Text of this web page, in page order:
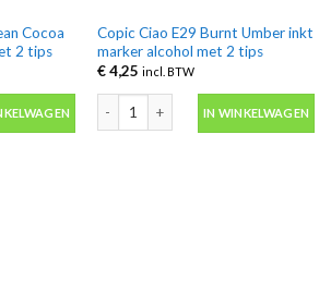
Cocoa
2 tips
Cocoa inkt marker alcohol met 2 tips aantal
Copic Ciao E29 Burnt Umber inkt
marker alcohol met 2 tips
€4,25 incl. BTW
Copic Ciao E29 Burnt Umber inkt
IN WINKELWAGEN